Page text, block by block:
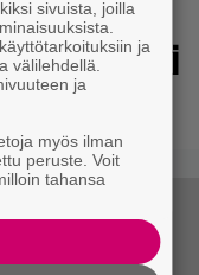
40
– hanki
sivuista, joilla
ja
välilehdellä.
ja
myös ilman
peruste. Voit
tahansa